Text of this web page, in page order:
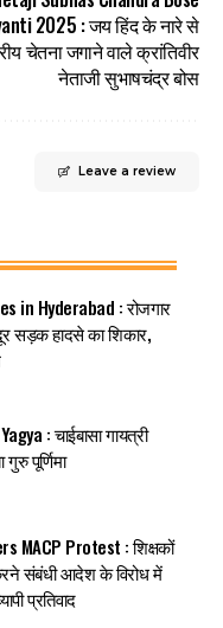
2025 : जय हिंद के नारे से
चेतना जगाने वाले क्रांतिवीर
नेताजी सुभाषचंद्र बोस
Leave a review
in Hyderabad : रोजगार
सड़क हादसे का शिकार,
: चाईबासा गायत्री
पूर्णिमा
MACP Protest : शिक्षकों
संबंधी आदेश के विरोध में
प्रतिवाद